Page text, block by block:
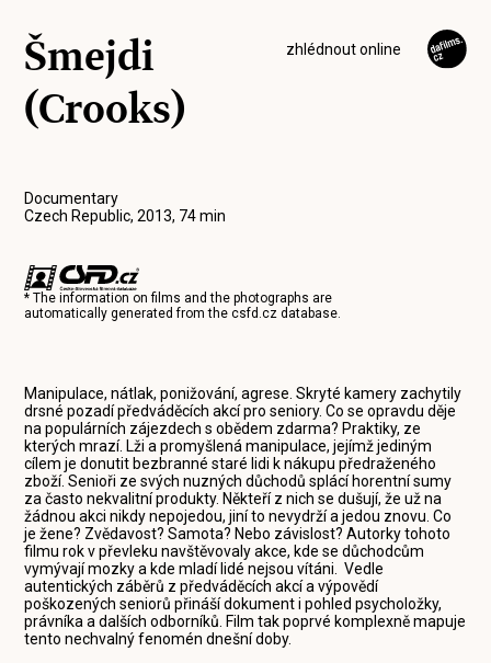
zhlédnout online
Šmejdi
(Crooks)
Documentary
Czech Republic, 2013, 74 min
* The information on films and the photographs are
automatically generated from thecsfd.cz database.
Manipulace, nátlak, ponižování, agrese. Skryté kamery zachytily
drsné pozadí předváděcích akcí pro seniory. Co se opravdu děje
na populárních zájezdech s obědem zdarma? Praktiky, ze
kterých mrazí. Lži a promyšlená manipulace, jejímž jediným
cílem je donutit bezbranné staré lidi k nákupu předraženého
zboží. Senioři ze svých nuzných důchodů splácí horentní sumy
za často nekvalitní produkty. Někteří z nich se dušují, že už na
žádnou akci nikdy nepojedou, jiní to nevydrží a jedou znovu. Co
je žene? Zvědavost? Samota? Nebo závislost? Autorky tohoto
filmu rok v převleku navštěvovaly akce, kde se důchodcům
vymývají mozky a kde mladí lidé nejsou vítáni. Vedle
autentických záběrů z předváděcích akcí a výpovědí
poškozených seniorů přináší dokument i pohled psycholožky,
právníka a dalších odborníků. Film tak poprvé komplexně mapuje
tento nechvalný fenomén dnešní doby.